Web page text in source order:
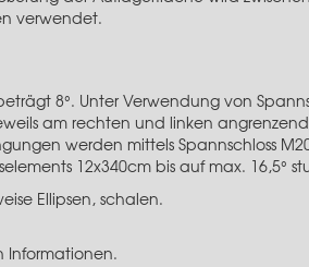
verwendet.
8°. Unter Verwendung von
am rechten und linken
werden mittels Spannschloss
12x340cm bis auf max. 16,5°
Ellipsen, schalen.
Informationen.